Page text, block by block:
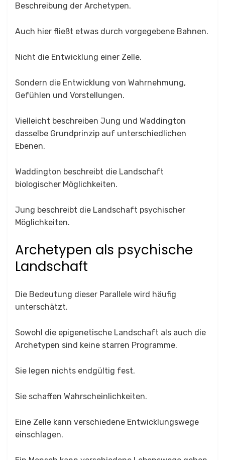
Beschreibung der Archetypen.
Auch hier fließt etwas durch vorgegebene Bahnen.
Nicht die Entwicklung einer Zelle.
Sondern die Entwicklung von Wahrnehmung,
Gefühlen und Vorstellungen.
Vielleicht beschreiben Jung und Waddington
dasselbe Grundprinzip auf unterschiedlichen
Ebenen.
Waddington beschreibt die Landschaft
biologischer Möglichkeiten.
Jung beschreibt die Landschaft psychischer
Möglichkeiten.
Archetypen als psychische
Landschaft
Die Bedeutung dieser Parallele wird häufig
unterschätzt.
Sowohl die epigenetische Landschaft als auch die
Archetypen sind keine starren Programme.
Sie legen nichts endgültig fest.
Sie schaffen Wahrscheinlichkeiten.
Eine Zelle kann verschiedene Entwicklungswege
einschlagen.